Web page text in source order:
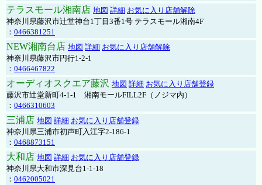
テラスモール湘南店 地図 詳細 お気に入り店舗解除
神奈川県藤沢市辻堂神台1丁目3番1号 テラスモール湘南4F
： 0466381251
NEW湘南台店 地図 詳細 お気に入り店舗解除
神奈川県藤沢市円行1-2-1
： 0466467822
オーディオスクエア藤沢 地図 詳細 お気に入り店舗登録
藤沢市辻堂新町4-1-1 湘南モールFILL2F（ノジマ内）
： 0466310603
三浦店 地図 詳細 お気に入り店舗登録
神奈川県三浦市初声町入江字2-186-1
： 0468873151
大和店 地図 詳細 お気に入り店舗登録
神奈川県大和市深見台1-1-18
： 0462005021